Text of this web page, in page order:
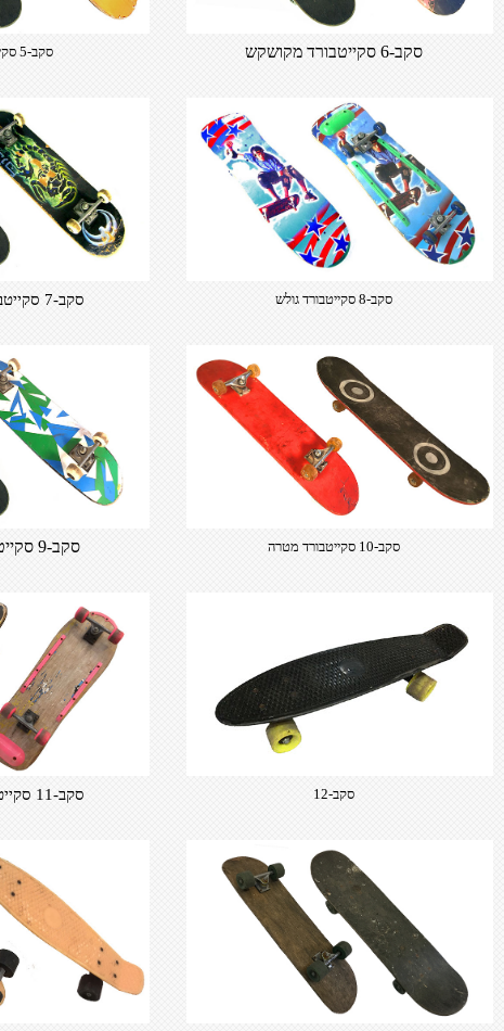
סקב-5 סקייטבורד גרפיטי סקב-6 סקייטבורד מקושקש
סקב-7 סקייטבורד שלד מפלצת סקב-8 סקייטבורד גולש
סקב-9 סקייטבורד משולשים סקב-10 סקייטבורד מטרה
סקב-11 סקייטבורד שחור צהוב סקב-12